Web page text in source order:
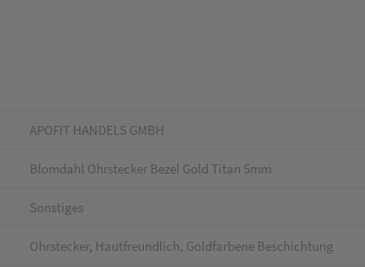
APOFIT HANDELS GMBH
Blomdahl Ohrstecker Bezel Gold Titan 5mm
Sonstiges
Ohrstecker, Hautfreundlich, Goldfarbene Beschichtung